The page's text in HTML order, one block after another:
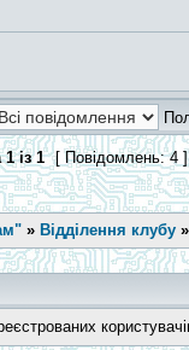
1із1 [ Повідомлень: 4
» Відділення клубу